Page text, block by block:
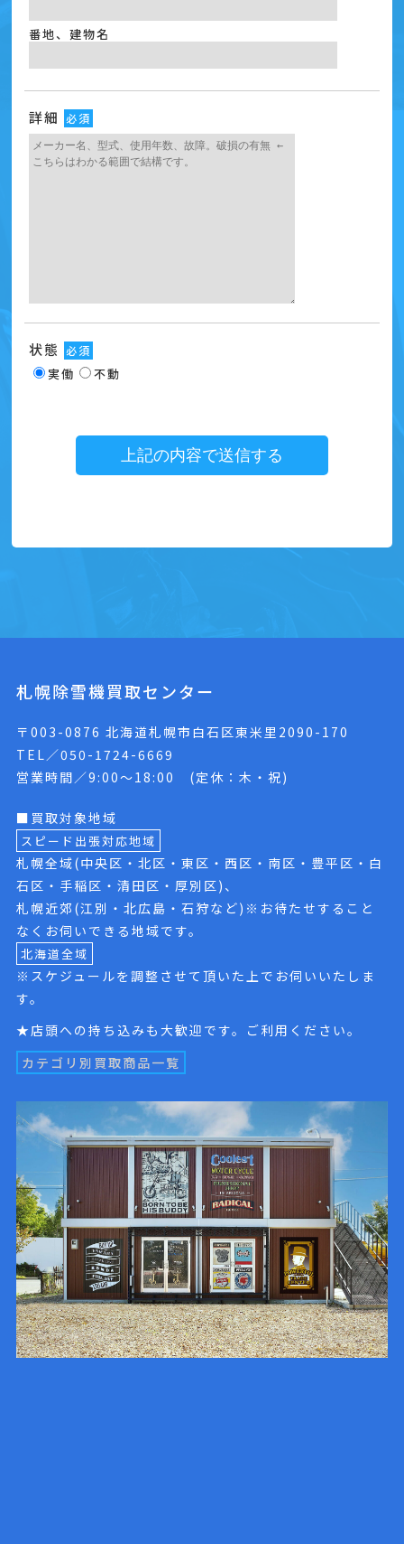
番地、建物名
詳細 必須
状態 必須
実働 不動
札幌除雪機買取センター
〒003-0876 北海道札幌市白石区東米里2090-170
TEL／050-1724-6669
営業時間／9:00〜18:00 (定休：木・祝)
■買取対象地域
スピード出張対応地域
札幌全域(中央区・北区・東区・西区・南区・豊平区・白
石区・手稲区・清田区・厚別区)、
札幌近郊(江別・北広島・石狩など)※お待たせすること
なくお伺いできる地域です。
北海道全域
※スケジュールを調整させて頂いた上でお伺いいたしま
す。
★店頭への持ち込みも大歓迎です。ご利用ください。
カテゴリ別買取商品一覧